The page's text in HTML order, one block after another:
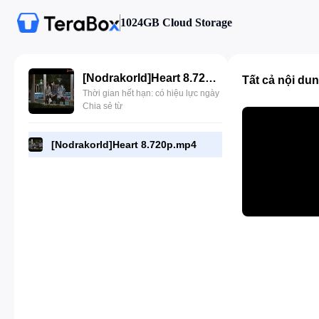
1024GB Cloud Storage
[NodrakorId]Heart 8.720p.mp4
Thời gian hết hạn: có hiệu lực ngày
Chia sẻ từ
[NodrakorId]Heart 8.720p.mp4
Tất cả nội